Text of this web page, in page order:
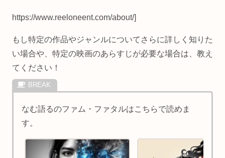
https://www.reeloneent.com/about/]
もし特定の作品やジャンルについてさらに詳しく知りた
い場合や、特定の映画のあらすじが必要な場合は、教え
てください！
なむ語るのファム・ファタルはこちらで読めま
す。